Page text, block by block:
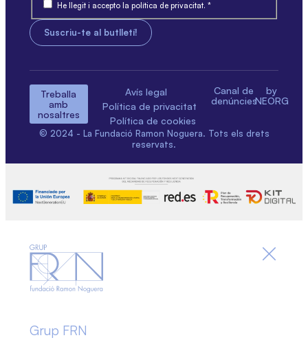
He llegit i accepto la política de privacitat. *
Treballa
amb
nosaltres
Avís legal
Política de privacitat
Política de cookies
Canal de
denúncies
by
NEORG
© 2024 - La Fundació Ramon Noguera. Tots els drets
reservats.
Grup FRN